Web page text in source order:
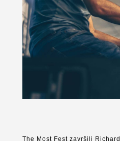
The Most Fest završili